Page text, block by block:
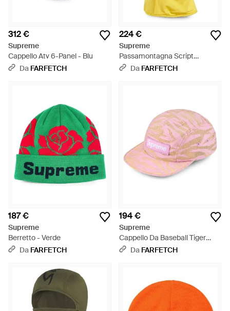
312 €
Supreme
Cappello Atv 6-Panel - Blu
Da FARFETCH
224 €
Supreme
Passamontagna Script
Leggero - Giallo
Da FARFETCH
187 €
Supreme
Berretto - Verde
Da FARFETCH
194 €
Supreme
Cappello Da Baseball Tiger
Camo Ripstop - Rosa
Da FARFETCH